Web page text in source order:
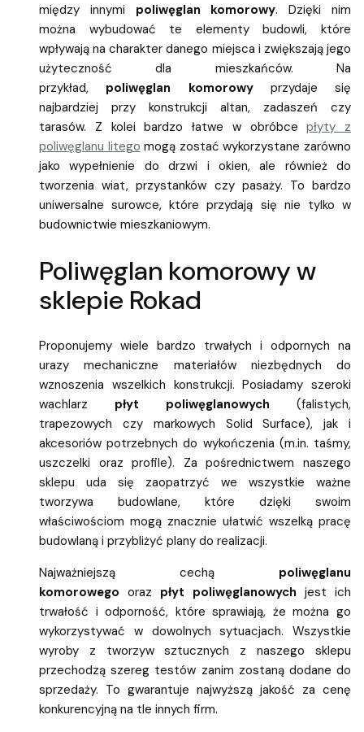
między innymi poliwęglan komorowy. Dzięki nim
można wybudować te elementy budowli, które
wpływają na charakter danego miejsca i zwiększają jego
użyteczność dla mieszkańców. Na
przykład, poliwęglan komorowyprzydaje się
najbardziej przy konstrukcji altan, zadaszeń czy
tarasów. Z kolei bardzo łatwe w obróbcepłyty z
poliwęglanu litego mogą zostać wykorzystane zarówno
jako wypełnienie do drzwi i okien, ale również do
tworzenia wiat, przystanków czy pasaży. To bardzo
uniwersalne surowce, które przydają się nie tylko w
budownictwie mieszkaniowym.
Poliwęglan komorowy w
sklepie Rokad
Proponujemy wiele bardzo trwałych i odpornych na
urazy mechaniczne materiałów niezbędnych do
wznoszenia wszelkich konstrukcji. Posiadamy szeroki
wachlarz płyt poliwęglanowych (falistych,
trapezowych czy markowych Solid Surface), jak i
akcesoriów potrzebnych do wykończenia (m.in. taśmy,
uszczelki oraz profile). Za pośrednictwem naszego
sklepu uda się zaopatrzyć we wszystkie ważne
tworzywa budowlane, które dzięki swoim
właściwościom mogą znacznie ułatwić wszelką pracę
budowlaną i przybliżyć plany do realizacji.
Najważniejszą cechą poliwęglanu
komorowego oraz płyt poliwęglanowych jest ich
trwałość i odporność, które sprawiają, że można go
wykorzystywać w dowolnych sytuacjach. Wszystkie
wyroby z tworzyw sztucznych z naszego sklepu
przechodzą szereg testów zanim zostaną dodane do
sprzedaży. To gwarantuje najwyższą jakość za cenę
konkurencyjną na tle innych firm.